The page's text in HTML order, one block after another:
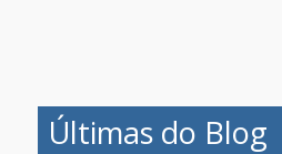
Últimas do Blog